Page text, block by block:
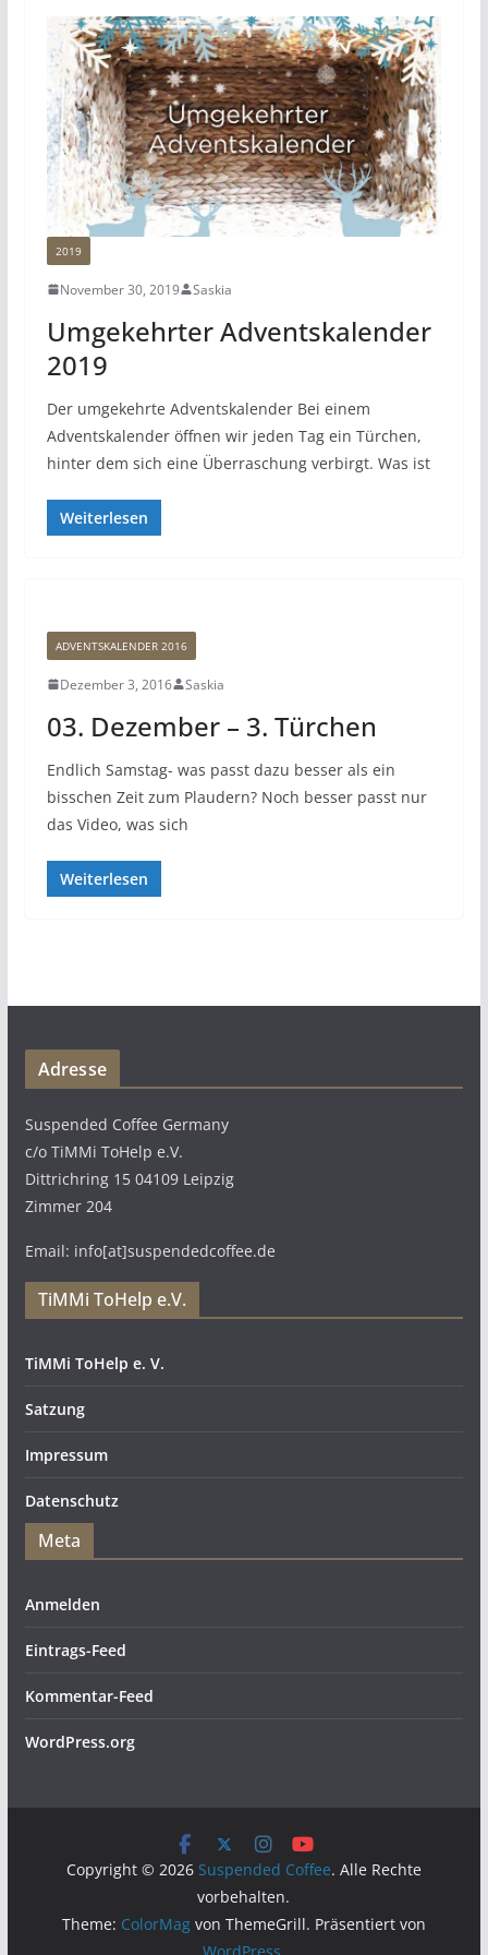
2019
November 30, 2019 Saskia
Umgekehrter Adventskalender
2019
Der umgekehrte Adventskalender Bei einem
Adventskalender öffnen wir jeden Tag ein Türchen,
hinter dem sich eine Überraschung verbirgt. Was ist
Weiterlesen
ADVENTSKALENDER 2016
Dezember 3, 2016 Saskia
03. Dezember – 3. Türchen
Endlich Samstag- was passt dazu besser als ein
bisschen Zeit zum Plaudern? Noch besser passt nur
das Video, was sich
Weiterlesen
Adresse
Suspended Coffee Germany
c/o TiMMi ToHelp e.V.
Dittrichring 15 04109 Leipzig
Zimmer 204
Email: info[at]suspendedcoffee.de
TiMMi ToHelp e.V.
TiMMi ToHelp e. V.
Satzung
Impressum
Datenschutz
Meta
Anmelden
Eintrags-Feed
Kommentar-Feed
WordPress.org
Copyright © 2026 Suspended Coffee. Alle Rechte
vorbehalten.
Theme: ColorMagvon ThemeGrill. Präsentiert von